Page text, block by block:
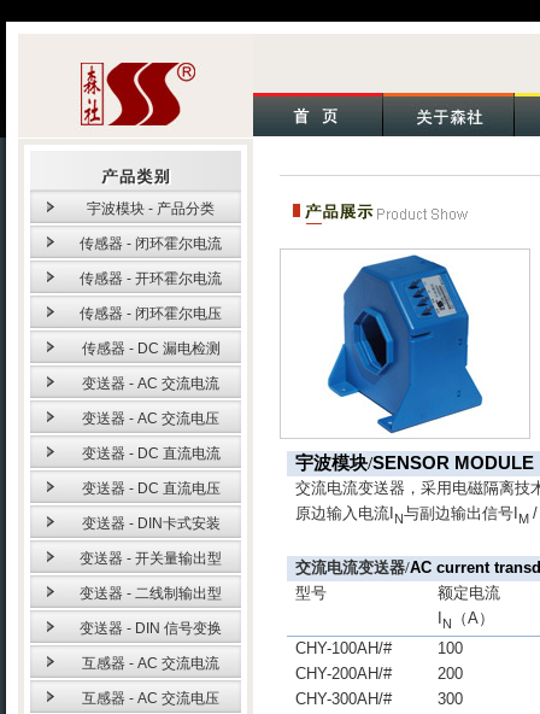
宇波模块 - 产品分类
传感器 - 闭环霍尔电流
传感器 - 开环霍尔电流
传感器 - 闭环霍尔电压
传感器 - DC 漏电检测
变送器 - AC 交流电流
变送器 - AC 交流电压
变送器 - DC 直流电流
变送器 - DC 直流电压
变送器 - DIN卡式安装
变送器 - 开关量输出型
变送器 - 二线制输出型
变送器 - DIN 信号变换
互感器 - AC 交流电流
互感器 - AC 交流电压
宇波模块/SENSOR MODULE
交流电流变送器，采用电磁隔离技
原边输入电流 N与副边输出信号 M
交流电流变送器/AC current
型号
额定电流
N （A）
CHY-100AH/#
100
CHY-200AH/#
200
CHY-300AH/#
300